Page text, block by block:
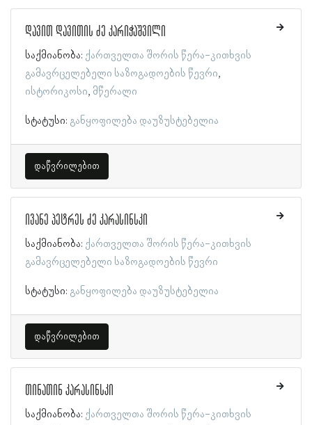
დავით დავითის ძე კარიჭაშვილი
საქმიანობა: ქართველთა შორის წერა-კითხვის
გამავრცელებელი საზოგადოების წევრი
ისტორიკოსი მწერალი
სტატუსი: განყოფილება დაუზუსტებელია
დაწვრილებით
ივანე პეტრეს ძე კარასინსკი
საქმიანობა: ქართველთა შორის წერა-კითხვის
გამავრცელებელი საზოგადოების წევრი
სტატუსი: განყოფილება დაუზუსტებელია
დაწვრილებით
თინათინ კარასინსკი
საქმიანობა: ქართველთა შორის წერა-კითხვის